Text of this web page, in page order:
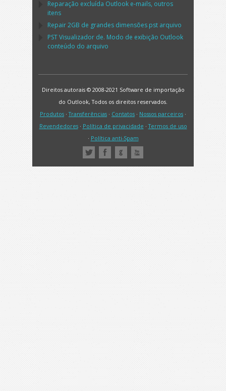
Reparação excluída Outlook e-mails, outros
itens
Repair2GB de grandes dimensões pst arquivo
PSTVisualizador de. Modo de exibição Outlook
conteúdo do arquivo
Direitos autorais © 2008-2021 Software de importação
do Outlook, Todos os direitos reservados.
Produtos ·Transferências · Contatos · Nossos parceiros ·
Revendedores· Política de privacidade ·Termos de uso
· Política anti-Spam